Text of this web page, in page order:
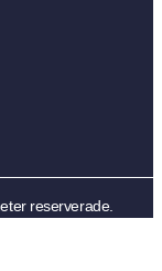
reserverade.